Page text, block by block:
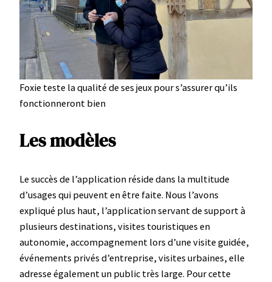
Foxie teste la qualité de ses jeux pour s’assurer qu’ils
fonctionneront bien
Les modèles
Le succès de l’application réside dans la multitude
d’usages qui peuvent en être faite. Nous l’avons
expliqué plus haut, l’application servant de support à
plusieurs destinations, visites touristiques en
autonomie, accompagnement lors d’une visite guidée,
événements privés d’entreprise, visites urbaines, elle
adresse également un public très large. Pour cette